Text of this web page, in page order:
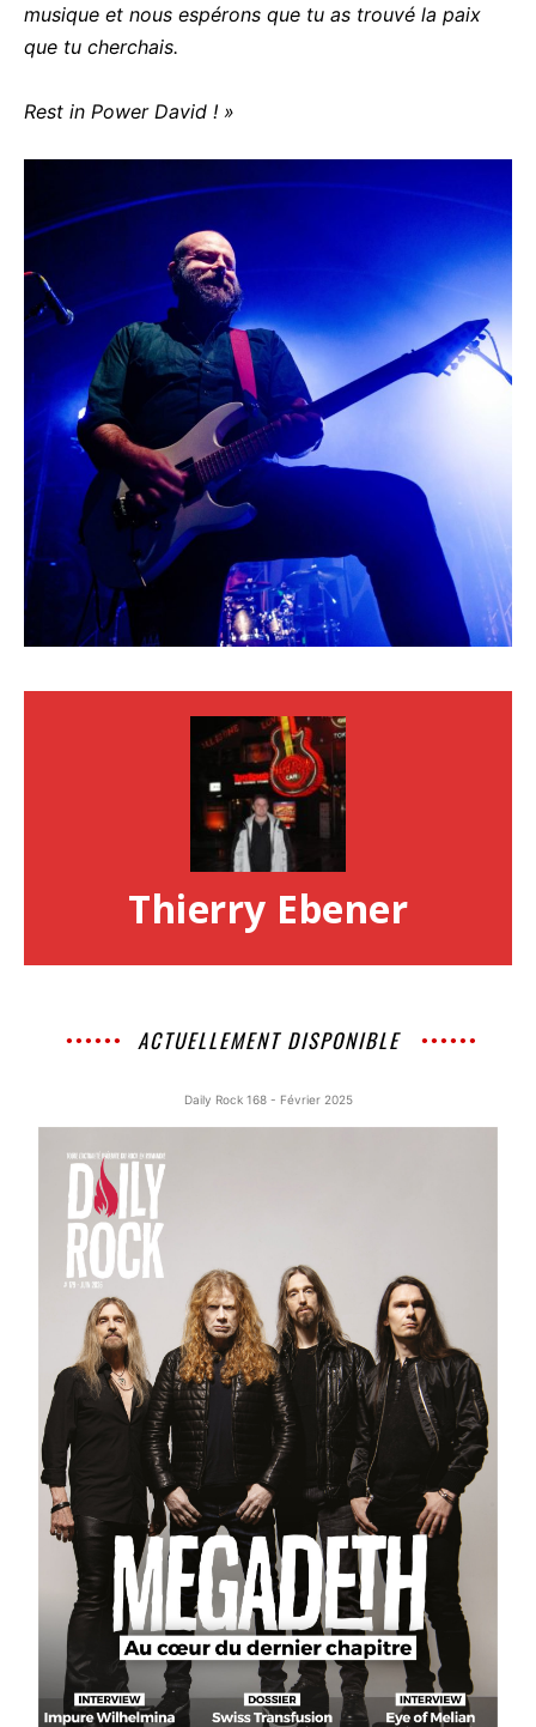
musique et nous espérons que tu as trouvé la paix
que tu cherchais.
Rest in Power David ! »
Thierry Ebener
ACTUELLEMENT DISPONIBLE
Daily Rock 168 - Février 2025